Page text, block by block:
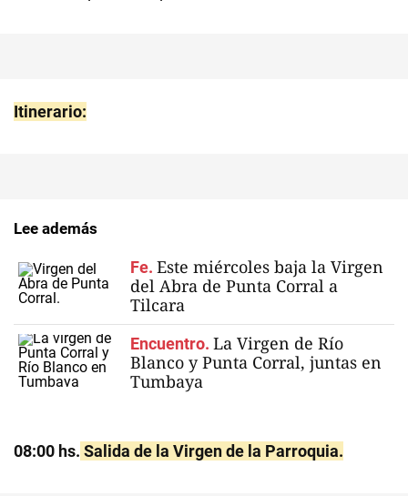
Itinerario:
Lee además
Fe. Este miércoles baja la Virgen
del Abra de Punta Corral a
Tilcara
Encuentro. La Virgen de Río
Blanco y Punta Corral, juntas en
Tumbaya
08:00 hs. Salida de la Virgen de la Parroquia.